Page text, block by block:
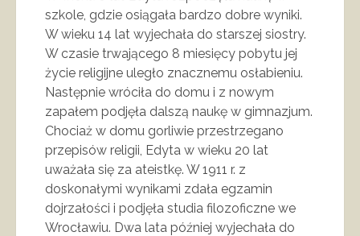
szkole, gdzie osiągała bardzo dobre wyniki.
W wieku 14 lat wyjechała do starszej siostry.
W czasie trwającego 8 miesięcy pobytu jej
życie religijne uległo znacznemu osłabieniu.
Następnie wróciła do domu i z nowym
zapałem podjęła dalszą naukę w gimnazjum.
Chociaż w domu gorliwie przestrzegano
przepisów religii, Edyta w wieku 20 lat
uważała się za ateistkę. W 1911 r. z
doskonałymi wynikami zdała egzamin
dojrzałości i podjęła studia filozoficzne we
Wrocławiu. Dwa lata później wyjechała do